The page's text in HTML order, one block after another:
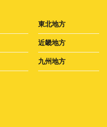
東北地方
近畿地方
九州地方